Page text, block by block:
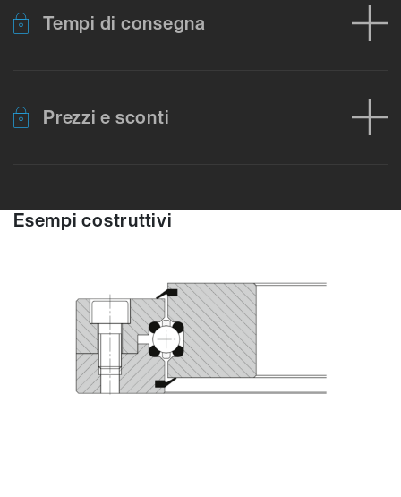
Tempi di consegna
Prezzi e sconti
Errore durante il caricamento dei dati del prodotto. Riprova.
Esempi costruttivi